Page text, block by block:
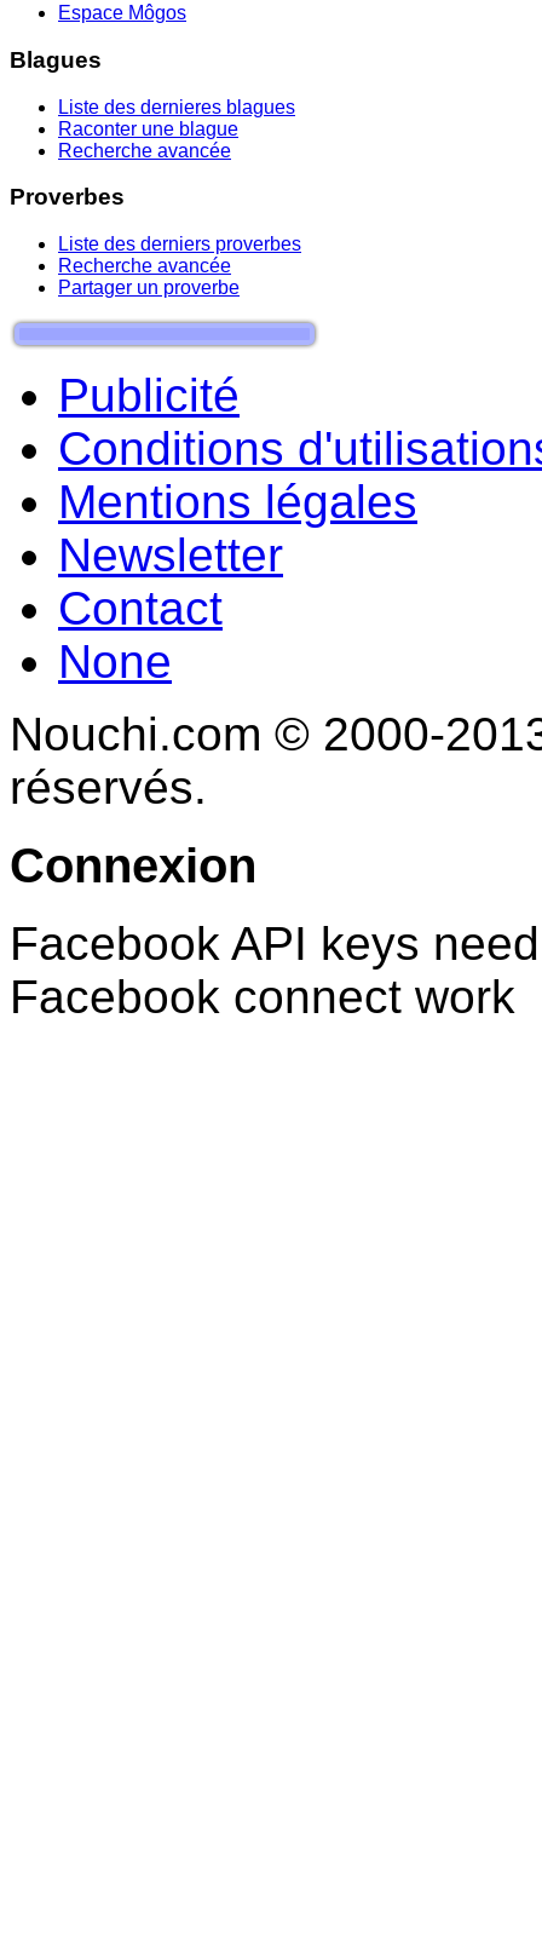
Espace Môgos
Blagues
Liste des dernieres blagues
Raconter une blague
Recherche avancée
Proverbes
Liste des derniers proverbes
Recherche avancée
Partager un proverbe
Publicité
Conditions
Mentions légales
Newsletter
Contact
None
Nouchi.com © 2000-
réservés.
Connexion
Facebook API keys
Facebook connect work